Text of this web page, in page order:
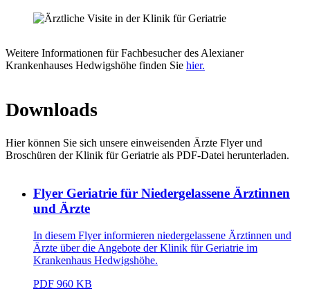
Weitere Informationen für Fachbesucher des Alexianer
Krankenhauses Hedwigshöhe finden Sie hier.
Downloads
Hier können Sie sich unsere einweisenden Ärzte Flyer und
Broschüren der Klinik für Geriatrie als PDF-Datei herunterladen.
Flyer Geriatrie für Niedergelassene Ärztinnen
und Ärzte
In diesem Flyer informieren niedergelassene Ärztinnen und
Ärzte über die Angebote der Klinik für Geriatrie im
Krankenhaus Hedwigshöhe.
PDF 960 KB